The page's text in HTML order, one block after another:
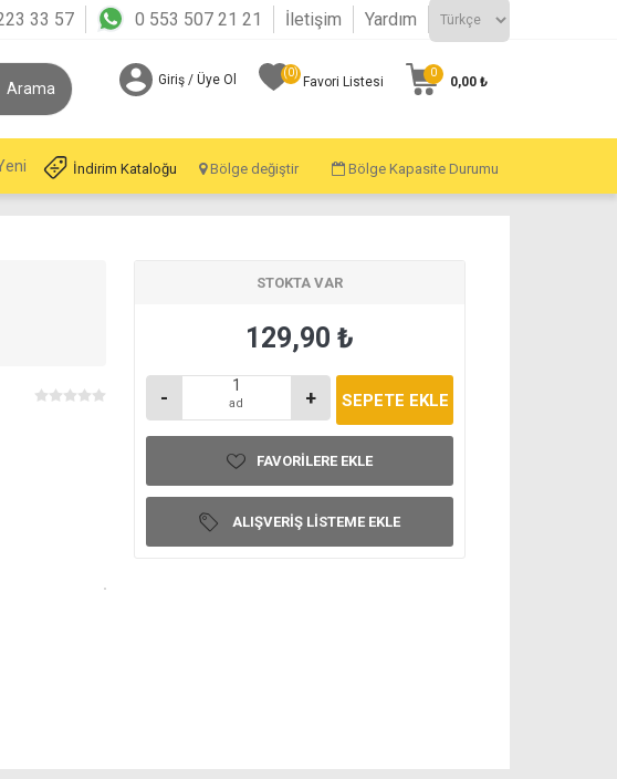
33 57 0 553 507 21 21 İletişim Yardım
Giriş / Üye Ol Favori Listesi
(0) 0
0,00 ₺
İndirim Kataloğu Bölge değiştir Bölge Kapasite Durumu
STOKTA VAR
129,90 ₺
- ad +
FAVORILERE EKLE
ALIŞVERIŞ LISTEME EKLE